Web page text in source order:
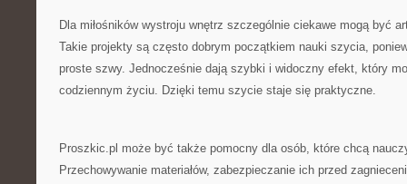
Dla miłośników wystroju wnętrz szczególnie ciekawe mogą być
Takie projekty są często dobrym początkiem nauki szycia,
proste szwy. Jednocześnie dają szybki i widoczny efekt, który
codziennym życiu. Dzięki temu szycie staje się praktyczne.
Proszkic.pl może być także pomocny dla osób, które chcą
Przechowywanie materiałów, zabezpieczanie ich przed